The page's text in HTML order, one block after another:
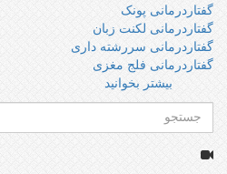
گفتاردرمانى پونک
گفتاردرمانی لکنت زبان
گفتاردرمانی سررشته داری
گفتاردرمانی فلج مغزی
بیشتر بخوانید
درمان
جستجو